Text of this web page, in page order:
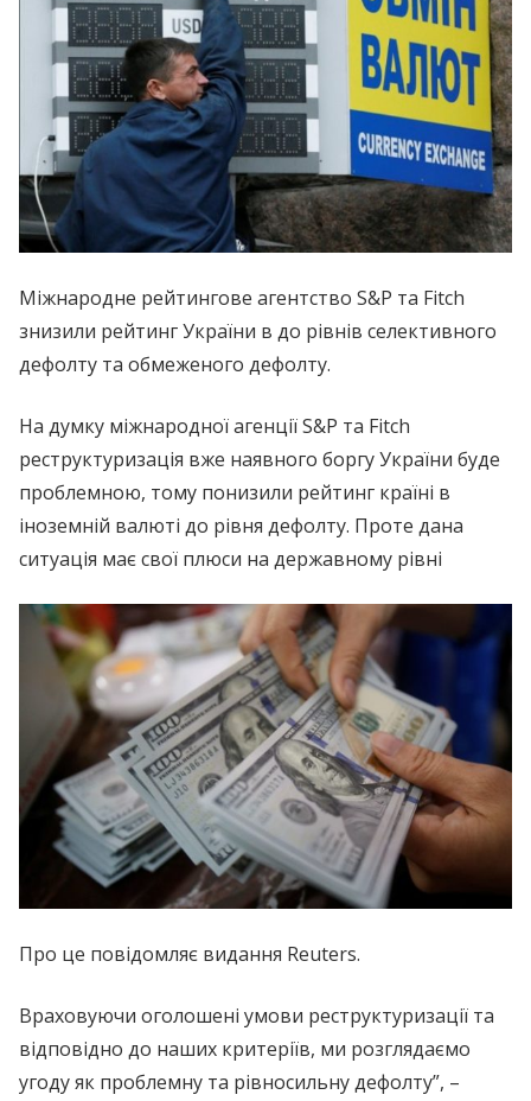
Міжнародне рейтингове агентство S&P та Fitch
знизили рейтинг України в до рівнів селективного
дефолту та обмеженого дефолту.
На думку міжнародної агенції S&P та Fitch
реструктуризація вже наявного боргу України буде
проблемною, тому понизили рейтинг країні в
іноземній валюті до рівня дефолту. Проте дана
ситуація має свої плюси на державному рівні
Про це повідомляє видання Reuters.
Враховуючи оголошені умови реструктуризації та
відповідно до наших критеріїв, ми розглядаємо
угоду як проблемну та рівносильну дефолту”, –